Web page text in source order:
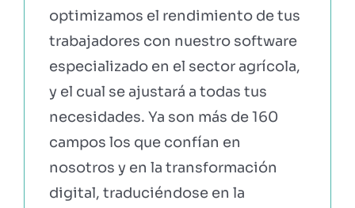
optimizamos el rendimiento de tus
trabajadores con nuestro software
especializado en el sector agrícola,
y el cual se ajustará a todas tus
necesidades. Ya son más de 160
campos los que confían en
nosotros y en la transformación
digital, traduciéndose en la